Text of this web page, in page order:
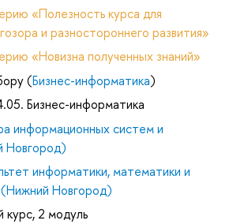
«Полезность курса для
и разностороннего развития»
«Новизна полученных знаний»
(Бизнес-информатика)
Бизнес-информатика
информационных систем и
Новгород)
информатики, математики и
Новгород)
курс, 2 модуль